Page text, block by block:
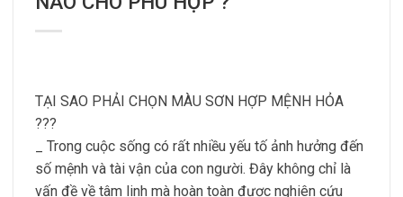
TẠI SAO PHẢI CHỌN MÀU SƠN HỢP MỆNH HỎA
???
_ Trong cuộc sống có rất nhiều yếu tố ảnh hưởng đến
số mệnh và tài vận của con người. Đây không chỉ là
vấn đề về tâm linh mà hoàn toàn được nghiên cứu